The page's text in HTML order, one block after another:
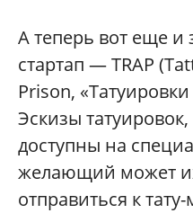
А теперь вот еще и
стартап — TRAP
Prison,
Эскизы
доступны на
желающий может
отправиться к